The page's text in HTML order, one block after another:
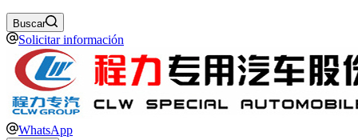
Buscar
Solicitar información
WhatsApp